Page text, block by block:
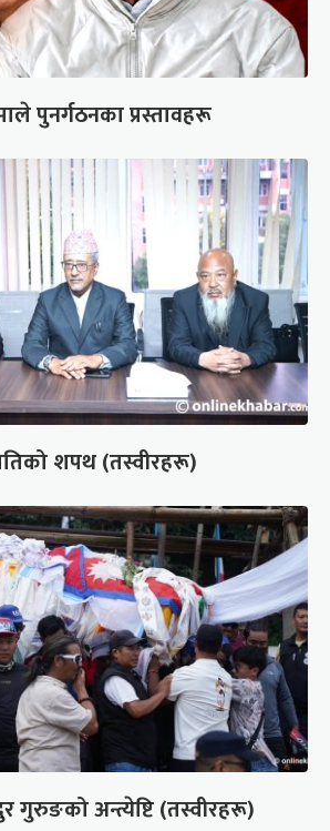
पुनर्गठनका प्रस्तावहरू
शपथ (तस्वीरहरू)
गुरुङको अन्त्येष्टि (तस्वीरहरू)